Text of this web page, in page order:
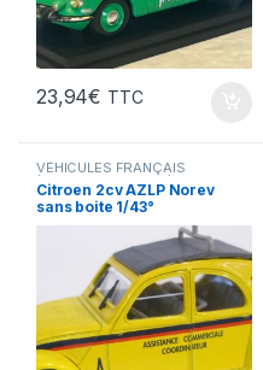
23,94€ TTC
VÉHICULES FRANÇAIS
(voitures,camions...)
Citroen 2cv AZLP Norev
sans boite 1/43°